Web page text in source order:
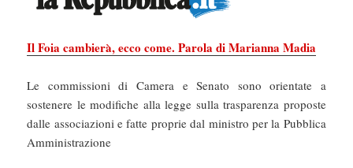
Il Foia cambierà, ecco come. Parola di Marianna Madia
Le commissioni di Camera e Senato sono orientate a
sostenere le modifiche alla legge sulla trasparenza proposte
dalle associazioni e fatte proprie dal ministro per la Pubblica
Amministrazione